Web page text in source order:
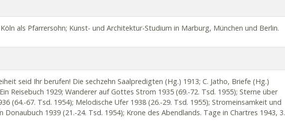
als Pfarrersohn; Kunst- und Architektur-Studium in Marburg, München und Berlin.
seid Ihr berufen! Die sechzehn Saalpredigten (Hg.) 1913; C. Jatho, Briefe (Hg.)
Reisebuch 1929; Wanderer auf Gottes Strom 1935 (69.-72. Tsd. 1955); Sterne über
(64.-67. Tsd. 1954); Melodische Ufer 1938 (26.-29. Tsd. 1955); Stromeinsamkeit und
Donaubuch 1939 (21.-24. Tsd. 1954); Krone des Abendlands. Tage in Chartres 1943, 3.
Über die Wiederkehr einer Stadt 1946; Das Gartengespräch. Ein rheinischer Zyklus